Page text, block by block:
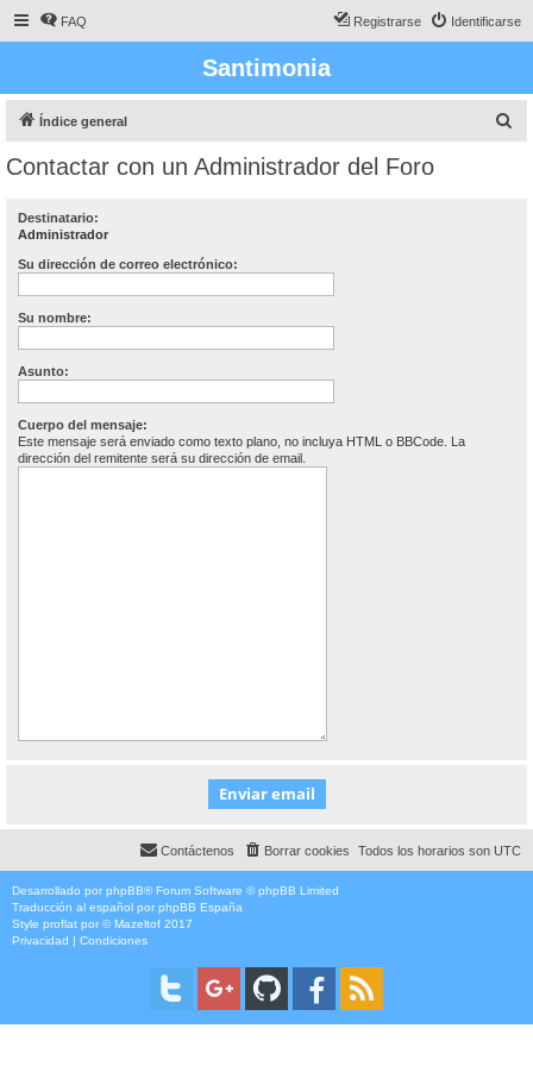
FAQ Identificarse
Registrarse
Santimonia
Índice general
Contactar con un Administrador del Foro
Destinatario:
Administrador
Su dirección de correo electrónico:
Su nombre:
Asunto:
Cuerpo del mensaje:
Este mensaje será enviado como texto plano, no incluya HTML o BBCode. La
dirección del remitente será su dirección de email.
Todos los horarios son UTC
Borrar cookies
Contáctenos
Desarrollado por phpBB® Forum Software © phpBB Limited
Traducción al español por phpBB España
Style proflat por ©Mazeltof 2017
Privacidad | Condiciones